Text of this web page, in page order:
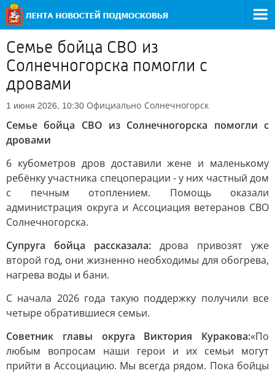
Семье бойца СВО из
Солнечногорска помогли с
дровами
1 июня 2026, 10:30 Официально Солнечногорск
Семье бойца СВО из Солнечногорска помогли с
дровами
6 кубометров дров доставили жене и маленькому
ребёнку участника спецоперации - у них частный дом
с печным отоплением. Помощь оказали
администрация округа и Ассоциация ветеранов СВО
Солнечногорска.
Супруга бойца рассказала: дрова привозят уже
второй год, они жизненно необходимы для обогрева,
нагрева воды и бани.
С начала 2026 года такую поддержку получили все
четыре обратившиеся семьи.
Советник главы округа Виктория Куракова:«По
любым вопросам наши герои и их семьи могут
прийти в Ассоциацию. Мы всегда рядом. Пока бойцы